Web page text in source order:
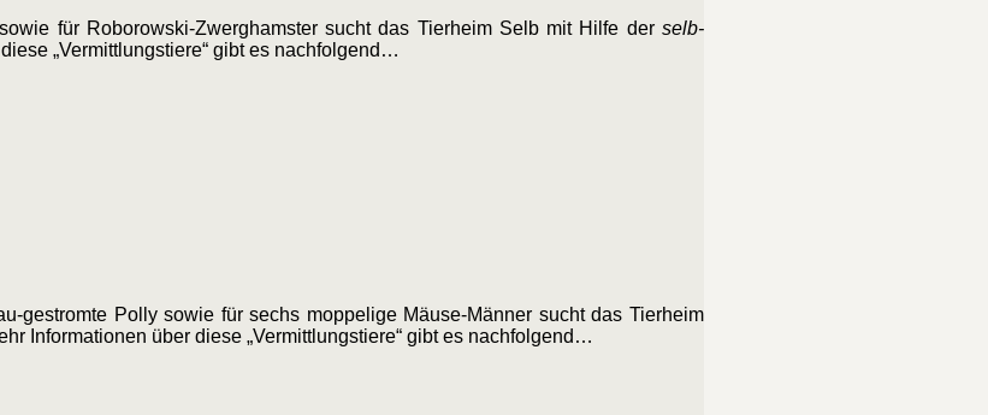
für Roborowski-Zwerghamster sucht das Tierheim Selb mit Hilfe der selb-
„Vermittlungstiere“ gibt es nachfolgend…
gestromte Polly sowie für sechs moppelige Mäuse-Männer sucht das Tierheim
Informationen über diese „Vermittlungstiere“ gibt es nachfolgend…